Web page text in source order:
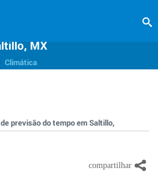
MX
Climática
previsão do tempo em Saltillo,